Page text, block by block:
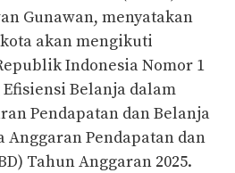
Gunawan, menyatakan
akan mengikuti
Indonesia Nomor 1
Efisiensi Belanja dalam
Pendapatan dan Belanja
Anggaran Pendapatan dan
Tahun Anggaran 2025.